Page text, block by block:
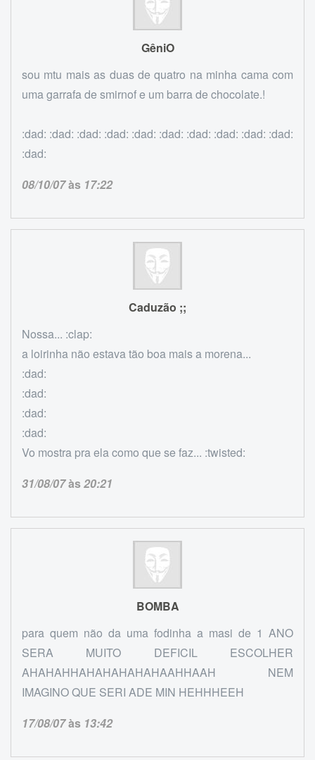
GêniO
sou mtu mais as duas de quatro na minha cama com
uma garrafa de smirnof e um barra de chocolate.!
:dad: :dad: :dad: :dad: :dad: :dad: :dad: :dad: :dad: :dad:
:dad:
08/10/07às 17:22
Caduzão ;;
Nossa... :clap:
a loirinha não estava tão boa mais a morena...
:dad:
:dad:
:dad:
:dad:
Vo mostra pra ela como que se faz... :twisted:
31/08/07às20:21
BOMBA
para quem não da uma fodinha a masi de 1 ANO
SERA MUITO DEFICIL ESCOLHER
AHAHAHHAHAHAHAHAHAAHHAAH NEM
IMAGINO QUE SERI ADE MIN HEHHHEEH
17/08/07às 13:42